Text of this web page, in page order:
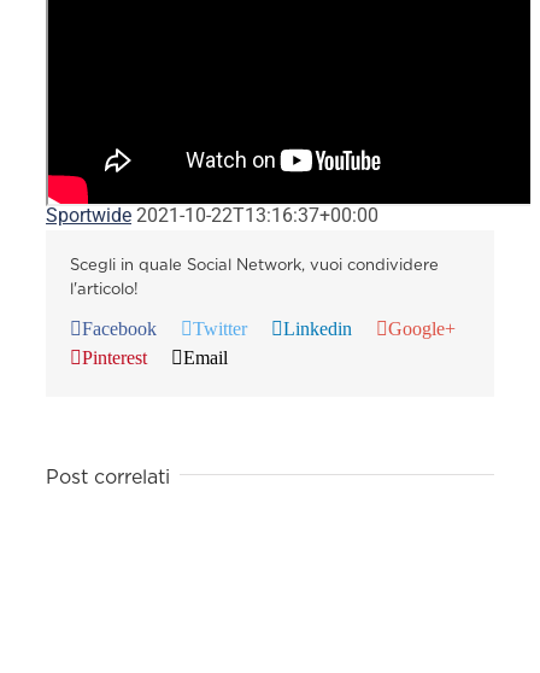
Sportwide 2021-10-22T13:16:37+00:00
Scegli in quale Social Network, vuoi condividere
l'articolo!
Facebook Twitter Linkedin
Google+
Pinterest
Email
Post correlati